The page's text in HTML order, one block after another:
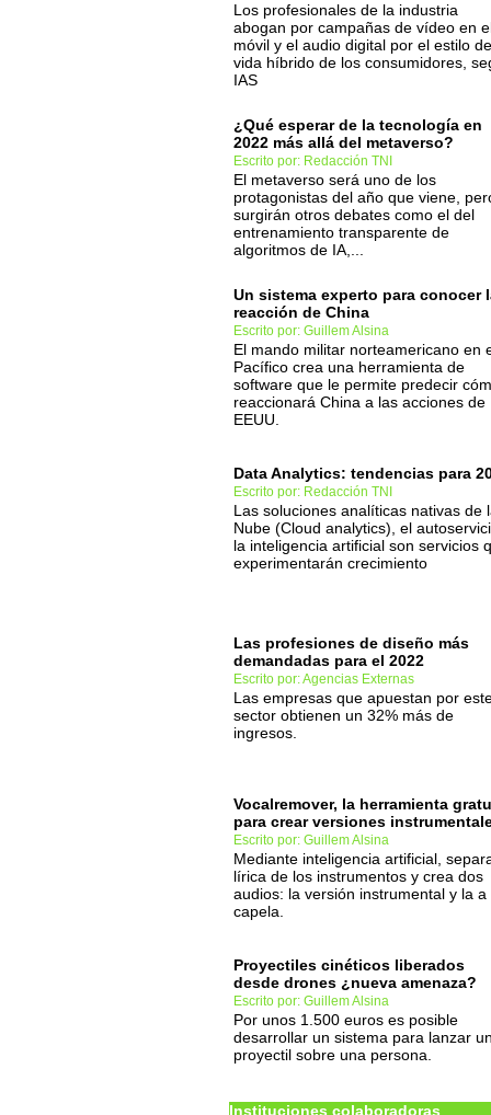
Los profesionales de la industria
abogan por campañas de vídeo en
móvil y el audio digital por el estilo de
vida híbrido de los consumidores,
IAS
¿Qué esperar de la tecnología en
2022 más allá del metaverso?
Escrito por: Redacción TNI
El metaverso será uno de los
protagonistas del año que viene,
surgirán otros debates como el del
entrenamiento transparente de
algoritmos de IA,...
Un sistema experto para conocer
reacción de China
Escrito por: Guillem Alsina
El mando militar norteamericano en
Pacífico crea una herramienta de
software que le permite predecir
reaccionará China a las acciones de
EEUU.
Data Analytics: tendencias para
Escrito por: Redacción TNI
Las soluciones analíticas nativas de
Nube (Cloud analytics), el
la inteligencia artificial son servicios
experimentarán crecimiento
Las profesiones de diseño más
demandadas para el 2022
Escrito por: Agencias Externas
Las empresas que apuestan por
sector obtienen un 32% más de
ingresos.
Vocalremover, la herramienta
para crear versiones
Escrito por: Guillem Alsina
Mediante inteligencia artificial,
lírica de los instrumentos y crea dos
audios: la versión instrumental y la a
capela.
Proyectiles cinéticos liberados
desde drones ¿nueva amenaza?
Escrito por: Guillem Alsina
Por unos 1.500 euros es posible
desarrollar un sistema para lanzar
proyectil sobre una persona.
Instituciones colaboradoras